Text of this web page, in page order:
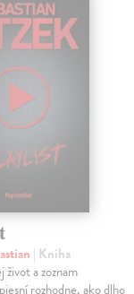
| Kniha
život a zoznam
rozhodne, ako dlho